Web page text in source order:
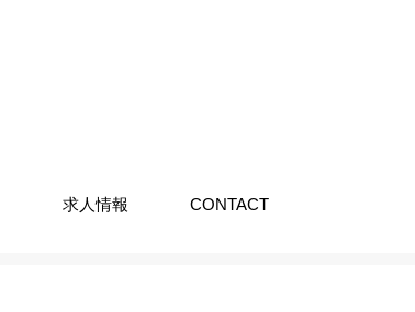
求人情報
CONTACT